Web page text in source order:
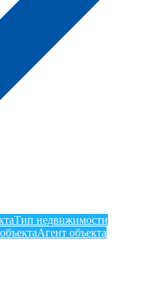
Тип недвижимости
Агент объекта